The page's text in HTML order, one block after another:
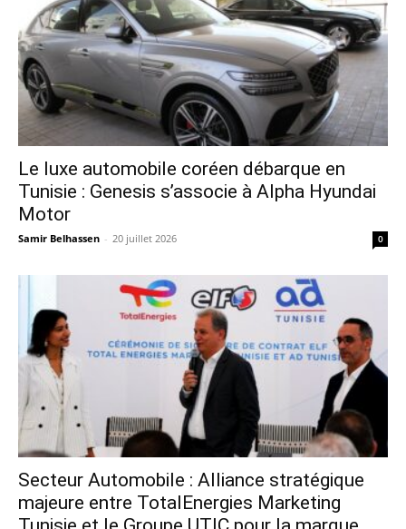
Le luxe automobile coréen débarque en
Tunisie : Genesis s’associe à Alpha Hyundai
Motor
Samir Belhassen - 20 juillet 2026 0
Secteur Automobile : Alliance stratégique
majeure entre TotalEnergies Marketing